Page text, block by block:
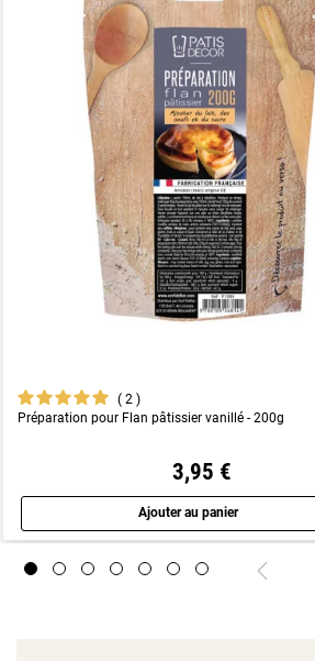
2
Préparation pour Flan pâtissier vanillé - 200g
3,95 €
Ajouter au panier
Aperçu rapide